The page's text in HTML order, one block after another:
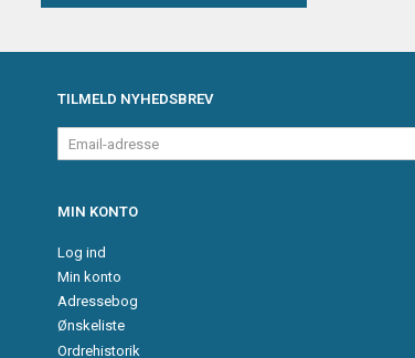
TILMELD NYHEDSBREV
Email-
adresse
MIN KONTO
Log ind
Min konto
Adressebog
Ønskeliste
Ordrehistorik